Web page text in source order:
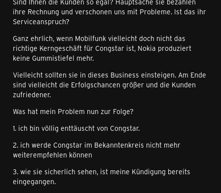
ihre Rechnung und verschonen uns mit Probleme. Ist das ihr
Serviceanspruch?
Ganz ehrlich, wenn Mobilfunk vielleicht doch nicht das
richtige Kerngeschäft für Congstar ist, Nokia produziert
keine Gummistiefel mehr.
Vielleicht sollten sie in dieses Business einsteigen. Am Ende
sind vielleicht die Erfolgschancen größer und die Kunden
zufriedener.
Was hat mein Problem nun zur Folge?
1. ich bin völlig enttäuscht von Congstar.
2. ich werde Congstar im Bekanntenkreis nicht mehr
weiterempfehlen können
3. wie sie sicherlich sehen, ist meine Kündigung bereits
eingegangen.